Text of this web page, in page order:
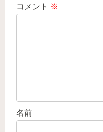
コメント ※
名前